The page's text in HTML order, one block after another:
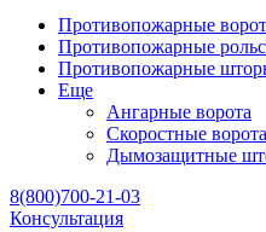
Противопожарные
Противопожарные
Противопожарные
Еще
Ангарные ворота
Скоростные ворота
Дымозащитные
8(800)700-21-03
Консультация